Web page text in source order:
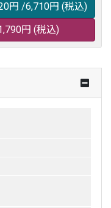
円 /6,710円 (税込)
円 (税込)